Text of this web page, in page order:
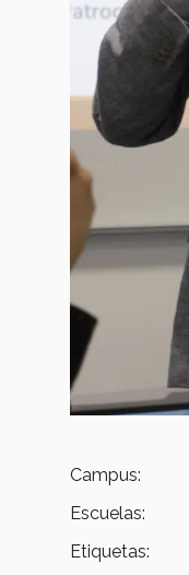
Campus:
Escuelas:
Etiquetas: